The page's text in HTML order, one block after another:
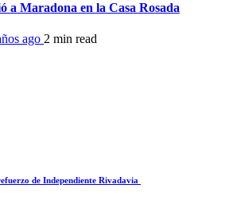
a Maradona en la Casa Rosada
ago 2 min read
de Independiente Rivadavia